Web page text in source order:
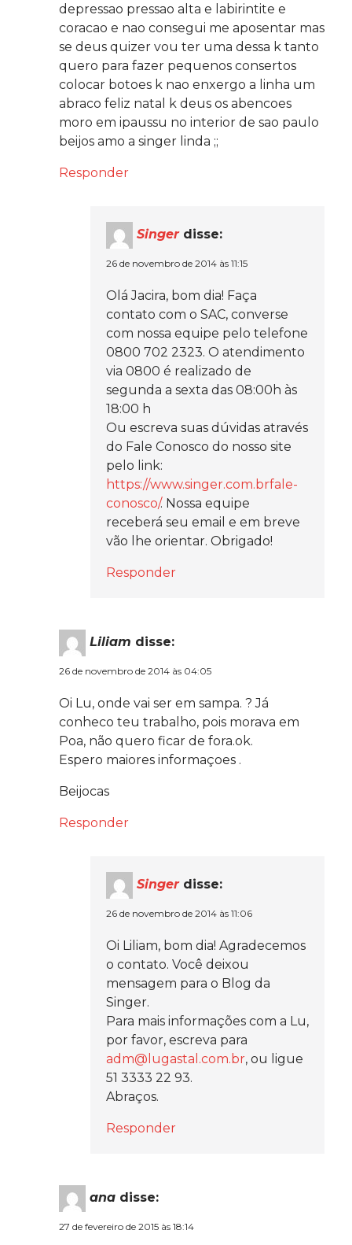
depressao pressao alta e labirintite e
coracao e nao consegui me aposentar mas
se deus quizer vou ter uma dessa k tanto
quero para fazer pequenos consertos
colocar botoes k nao enxergo a linha um
abraco feliz natal k deus os abencoes
moro em ipaussu no interior de sao paulo
beijos amo a singer linda ;;
Responder
Singer disse:
26 de novembro de 2014 às 11:15
Olá Jacira, bom dia! Faça
contato com o SAC, converse
com nossa equipe pelo telefone
0800 702 2323. O atendimento
via 0800 é realizado de
segunda a sexta das 08:00h às
18:00 h
Ou escreva suas dúvidas através
do Fale Conosco do nosso site
pelo link:
https://www.singer.com.brfale-
conosco/. Nossa equipe
receberá seu email e em breve
vão lhe orientar. Obrigado!
Responder
Liliam disse:
26 de novembro de 2014 às 04:05
Oi Lu, onde vai ser em sampa. ? Já
conheco teu trabalho, pois morava em
Poa, não quero ficar de fora.ok.
Espero maiores informaçoes .
Beijocas
Responder
Singer disse:
26 de novembro de 2014 às 11:06
Oi Liliam, bom dia! Agradecemos
o contato. Você deixou
mensagem para o Blog da
Singer.
Para mais informações com a Lu,
por favor, escreva para
adm@lugastal.com.br, ou ligue
51 3333 22 93.
Abraços.
Responder
ana disse:
27 de fevereiro de 2015 às 18:14